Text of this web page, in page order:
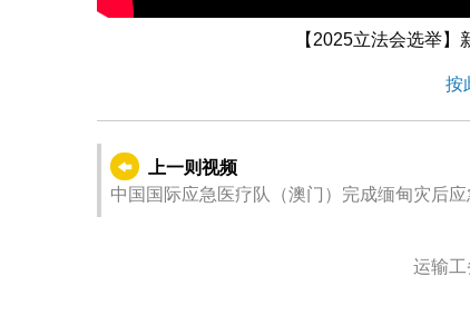
【2025立法会选举】
按
上一则视频
中国国际应急医疗队（澳门）完成缅甸灾后
运输